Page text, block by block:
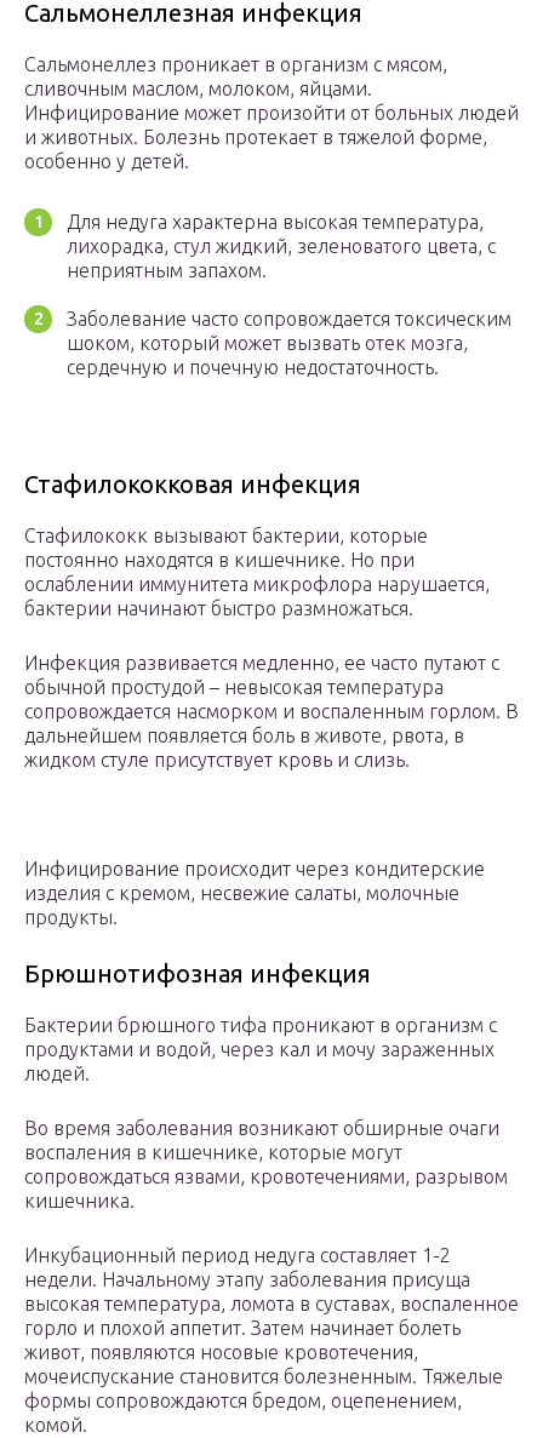
Сальмонеллезная инфекция
Сальмонеллез проникает в организм с мясом,
сливочным маслом, молоком, яйцами.
Инфицирование может произойти от больных людей
и животных. Болезнь протекает в тяжелой форме,
особенно у детей.
Для недуга характерна высокая температура,
лихорадка, стул жидкий, зеленоватого цвета, с
неприятным запахом.
Заболевание часто сопровождается токсическим
шоком, который может вызвать отек мозга,
сердечную и почечную недостаточность.
Стафилококковая инфекция
Стафилококк вызывают бактерии, которые
постоянно находятся в кишечнике. Но при
ослаблении иммунитета микрофлора нарушается,
бактерии начинают быстро размножаться.
Инфекция развивается медленно, ее часто путают с
обычной простудой – невысокая температура
сопровождается насморком и воспаленным горлом. В
дальнейшем появляется боль в животе, рвота, в
жидком стуле присутствует кровь и слизь.
Инфицирование происходит через кондитерские
изделия с кремом, несвежие салаты, молочные
продукты.
Брюшнотифозная инфекция
Бактерии брюшного тифа проникают в организм с
продуктами и водой, через кал и мочу зараженных
людей.
Во время заболевания возникают обширные очаги
воспаления в кишечнике, которые могут
сопровождаться язвами, кровотечениями, разрывом
кишечника.
Инкубационный период недуга составляет 1-2
недели. Начальному этапу заболевания присуща
высокая температура, ломота в суставах, воспаленное
горло и плохой аппетит. Затем начинает болеть
живот, появляются носовые кровотечения,
мочеиспускание становится болезненным. Тяжелые
формы сопровождаются бредом, оцепенением,
комой.